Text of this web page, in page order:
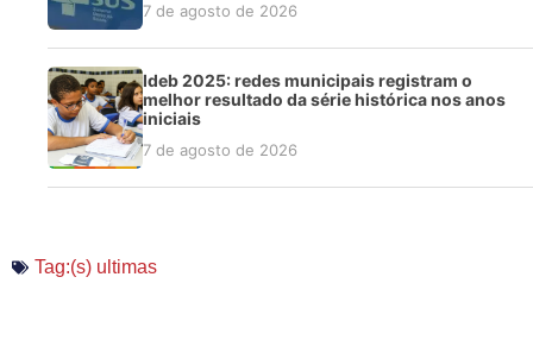
7 de agosto de 2026
Ideb 2025: redes municipais registram o
melhor resultado da série histórica nos anos
iniciais
7 de agosto de 2026
Tag:(s) ultimas